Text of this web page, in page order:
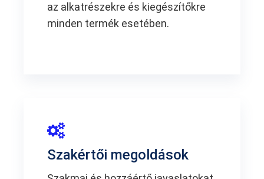
az alkatrészekre és kiegészítőkre
minden termék esetében.
Szakértői megoldások